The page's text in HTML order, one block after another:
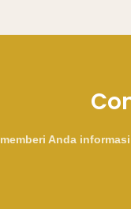
memberi Anda